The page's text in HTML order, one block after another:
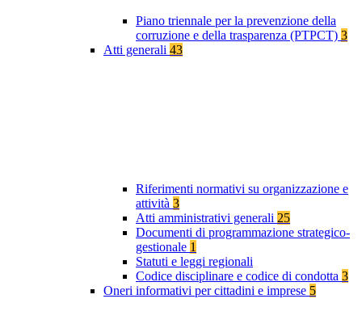
Piano triennale per la prevenzione della
corruzione e della trasparenza (PTPCT) 3
Atti generali 43
Riferimenti normativi su organizzazione e
attività 3
Atti amministrativi generali 25
Documenti di programmazione strategico-
gestionale 1
Statuti e leggi regionali
Codice disciplinare e codice di condotta 3
Oneri informativi per cittadini e imprese 5